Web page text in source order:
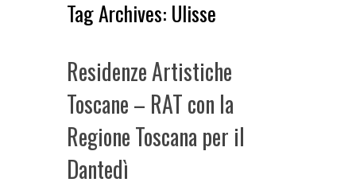
Tag Archives: Ulisse
Residenze Artistiche
Toscane – RAT con la
Regione Toscana per il
Dantedì